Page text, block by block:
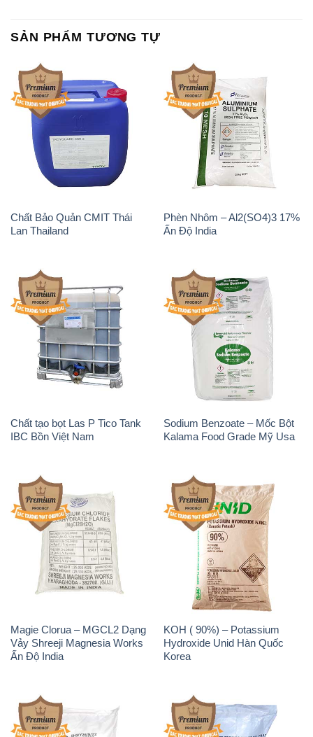
SẢN PHẨM TƯƠNG TỰ
Chất Bảo Quản CMIT Thái
Lan Thailand
Phèn Nhôm – Al2(SO4)3 17%
Ấn Độ India
Chất tạo bọt Las P Tico Tank
IBC Bồn Việt Nam
Sodium Benzoate – Mốc Bột
Kalama Food Grade Mỹ Usa
Magie Clorua – MGCL2 Dạng
Vảy Shreeji Magnesia Works
Ấn Độ India
KOH ( 90%) – Potassium
Hydroxide Unid Hàn Quốc
Korea